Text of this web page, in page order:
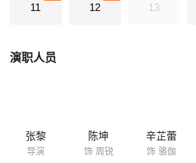
11 12 13
演职人员
张黎
导演
陈坤
饰 周锐
辛芷蕾
饰 骆伽